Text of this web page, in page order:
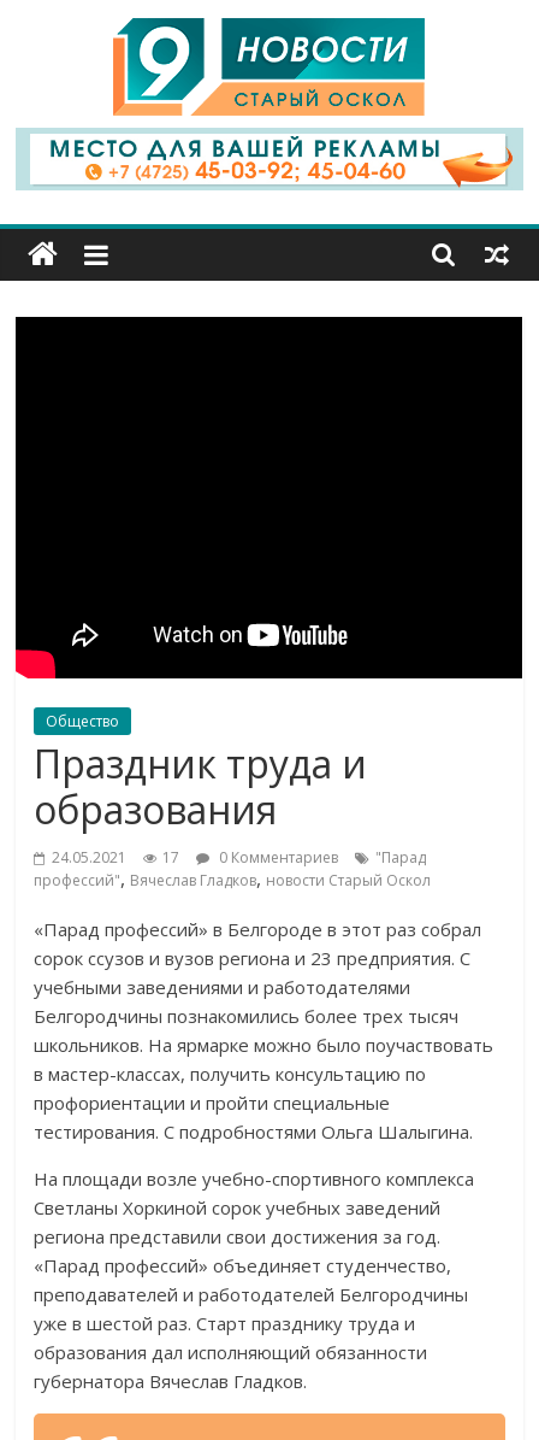
9
Канал
Старый
Общество
Праздник труда и
образования
24.05.2021 17 0 Комментариев
"Парад
профессий", Вячеслав Гладков, новости Старый Оскол
«Парад профессий» в Белгороде в этот раз собрал
сорок ссузов и вузов региона и 23 предприятия. С
учебными заведениями и работодателями
Белгородчины познакомились более трех тысяч
школьников. На ярмарке можно было поучаствовать
в мастер-классах, получить консультацию по
профориентации и пройти специальные
тестирования. С подробностями Ольга Шалыгина.
На площади возле учебно-спортивного комплекса
Светланы Хоркиной сорок учебных заведений
региона представили свои достижения за год.
«Парад профессий» объединяет студенчество,
преподавателей и работодателей Белгородчины
уже в шестой раз. Старт празднику труда и
образования дал исполняющий обязанности
губернатора Вячеслав Гладков.